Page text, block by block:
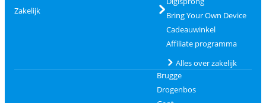
Zakelijk
Bring Your Own Device
Cadeauwinkel
Affiliate programma
Alles over zakelijk
Brugge
Drogenbos